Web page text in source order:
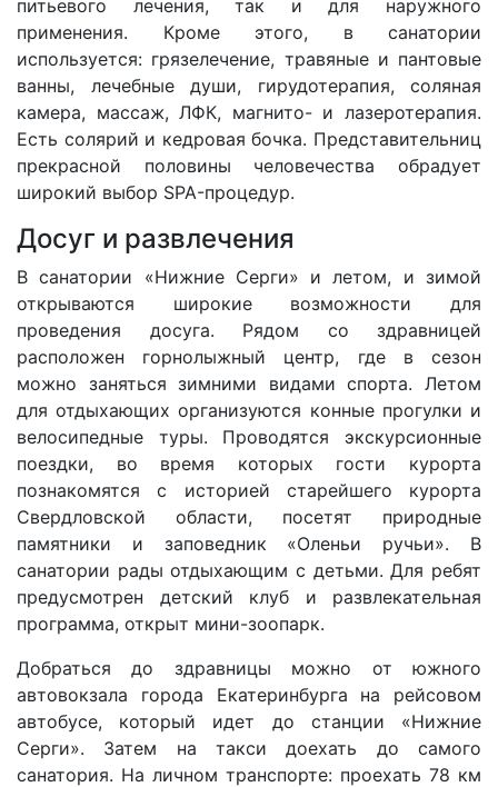
питьевого лечения, так и для наружного
применения. Кроме этого, в санатории
используется: грязелечение, травяные и пантовые
ванны, лечебные души, гирудотерапия, соляная
камера, массаж, ЛФК, магнито- и лазеротерапия.
Есть солярий и кедровая бочка. Представительниц
прекрасной половины человечества обрадует
широкий выбор SPA-процедур.
Досуг и развлечения
В санатории «Нижние Серги» и летом, и зимой
открываются широкие возможности для
проведения досуга. Рядом со здравницей
расположен горнолыжный центр, где в сезон
можно заняться зимними видами спорта. Летом
для отдыхающих организуются конные прогулки и
велосипедные туры. Проводятся экскурсионные
поездки, во время которых гости курорта
познакомятся с историей старейшего курорта
Свердловской области, посетят природные
памятники и заповедник «Оленьи ручьи». В
санатории рады отдыхающим с детьми. Для ребят
предусмотрен детский клуб и развлекательная
программа, открыт мини-зоопарк.
Добраться до здравницы можно от южного
автовокзала города Екатеринбурга на рейсовом
автобусе, который идет до станции «Нижние
Серги». Затем на такси доехать до самого
санатория. На личном транспорте: проехать 78 км